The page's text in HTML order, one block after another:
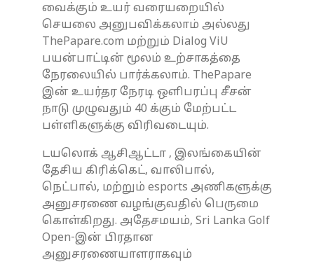
வைக்கும் உயர் வரையறையில்
செயலை அனுபவிக்கலாம் அல்லது
ThePapare.com மற்றும் Dialog ViU
பயன்பாட்டின் மூலம் உற்சாகத்தை
நேரலையில் பார்க்கலாம். ThePapare
இன் உயர்தர நேரடி ஒளிபரப்பு சீசன்
நாடு முழுவதும் 40 க்கும் மேற்பட்ட
பள்ளிகளுக்கு விரிவடையும்.
டயலொக் ஆசிஆட்டா , இலங்கையின்
தேசிய கிரிக்கெட், வாலிபால்,
நெட்பால், மற்றும் esports அணிகளுக்கு
அனுசரணை வழங்குவதில் பெருமை
கொள்கிறது. அதேசமயம், Sri Lanka Golf
Open-இன் பிரதான
அனுசரணையாளராகவும்